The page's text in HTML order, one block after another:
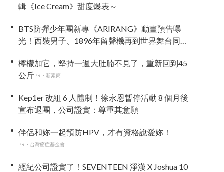
輯《Ice Cream》甜度爆表～
BTS防彈少年團新專《ARIRANG》動畫預告曝
光！西裝男子、1896年留聲機再到世界舞台同步
檸檬加它，堅持一週大肚腩不見了，重新回到45
公斤PR・新素簡
Kep1er 改組 6 人體制！徐永恩暫停活動 8 個月後
宣布退團，公司證實：尊重其意願
伴侶和妳一起預防HPV，才有資格說愛妳！
PR・台灣癌症基金會
經紀公司證實了！SEVENTEEN 淨漢 X Joshua 10